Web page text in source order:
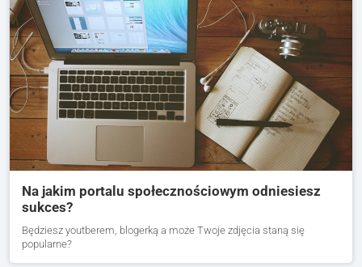
Na jakim portalu społecznościowym odniesiesz
sukces?
Będziesz youtberem, blogerką a może Twoje zdjęcia staną się
popularne?